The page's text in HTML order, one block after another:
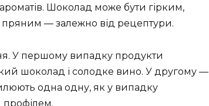
Шоколад може бути гірким,
— залежно від рецептури.
У першому випадку продукти
шоколад і солодке вино. У другому —
одна одну, як у випадку
профілем.